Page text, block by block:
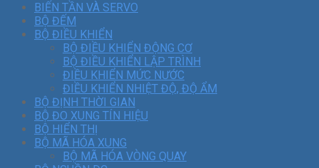
BIẾN TẦN VÀ SERVO
BỘ ĐẾM
BỘ ĐIỀU KHIỂN
BỘ ĐIỀU KHIỂN ĐỘNG CƠ
BỘ ĐIỀU KHIỂN LẬP TRÌNH
ĐIỀU KHIỂN MỨC NƯỚC
ĐIỀU KHIỂN NHIỆT ĐỘ, ĐỘ ẨM
BỘ ĐỊNH THỜI GIAN
BỘ ĐO XUNG TÍN HIỆU
BỘ HIỂN THỊ
BỘ MÃ HÓA XUNG
BỘ MÃ HÓA VÒNG QUAY